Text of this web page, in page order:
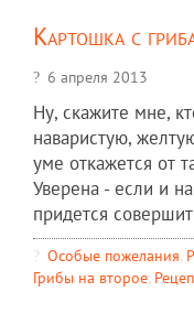
Картошка с
6 апреля 2013
Ну, скажите мне,
наваристую,
уме откажется от
Уверена - если и
придется
Особые пожелания,
Грибы на второе,